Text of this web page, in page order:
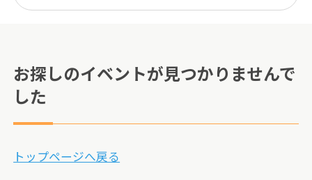
お探しのイベントが見つかりませんで
した
トップページへ戻る